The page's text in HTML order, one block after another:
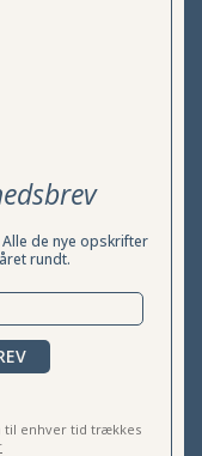
de nye opskrifter
rundt.
til enhver tid trækkes